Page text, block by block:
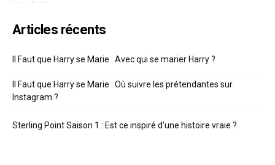
Articles récents
Il Faut que Harry se Marie : Avec qui se marier Harry ?
Il Faut que Harry se Marie : Où suivre les prétendantes sur
Instagram ?
Sterling Point Saison 1 : Est ce inspiré d’une histoire vraie ?